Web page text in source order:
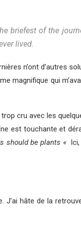
briefest of the
lived.
n’ont d’autres
magnifique qui
cru avec les
est touchante et
should be plants «
J’ai hâte de la